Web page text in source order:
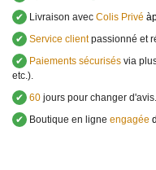
✔
Livraison avec Colis Privé
✔ Service clientpassionné et
✔
Paiements sécurisés via
etc.).
✔ 60 jours pour changer d'avis.
✔
Boutique en ligne engagée